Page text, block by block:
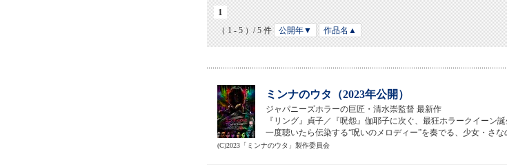
1
（ 1 - 5 ）/ 5 件 公開年▼ 作品名▲
ミンナのウタ（2023年公開）
ジャパニーズホラーの巨匠・清水崇監督 最新作
『リング』貞子／『呪怨』伽耶子に次ぐ、最狂ホラークイーン誕
一度聴いたら伝染する“呪いのメロディー”を奏でる、少女・さ
(C)2023「ミンナのウタ」製作委員会